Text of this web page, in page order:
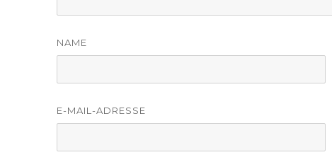
NAME
E-MAIL-ADRESSE